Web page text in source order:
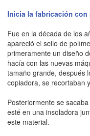
Inicia la fabricación con
Fue en la década de los
apareció el sello de
primeramente un diseño
hacía con las nuevas
tamaño grande, después
copiadora, se recortaban
Posteriormente se
esté en una insoladora
este material.